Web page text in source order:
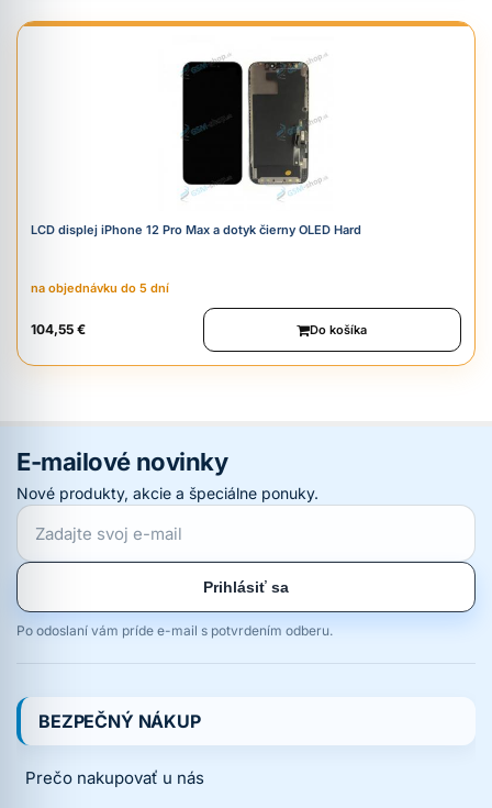
LCD displej iPhone 12 Pro Max a dotyk čierny OLED Hard
na objednávku do 5 dní
104,55 € Do košíka
E-mailové novinky
Nové produkty, akcie a špeciálne ponuky.
Prihlásiť sa
Po odoslaní vám príde e-mail s potvrdením odberu.
BEZPEČNÝ NÁKUP
Prečo nakupovať u nás